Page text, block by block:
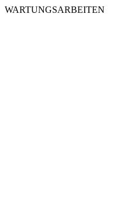
WARTUNGSARBEITEN